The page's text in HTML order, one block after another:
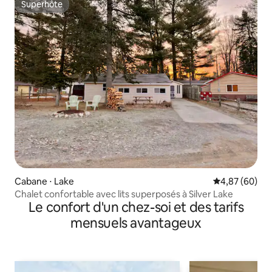
Superhôte
Superhôte
Cabane ⋅ Lake Évaluation
4,87 (60)
Chalet confortable avec lits superposés à Silver Lake
Le confort d'un chez-soi et des tarifs
mensuels avantageux